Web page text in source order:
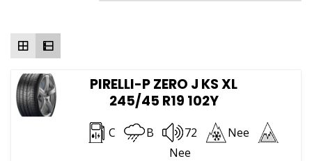
PIRELLI-P ZERO J KS XL
245/45 R19 102Y
C B 72
Nee
Nee